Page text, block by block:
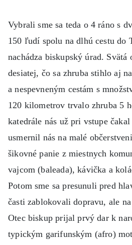
Vybrali sme sa teda o 4 ráno s
150 ľudí spolu na dlhú cestu do
nachádza biskupský úrad. Svätá
desiatej, čo sa zhruba stihlo aj
a nespevneným cestám s
120 kilometrov trvalo zhruba 5
katedrále nás už pri vstupe
usmernil nás na malé
šikovné panie z miestnych
vajcom (baleada), kávička a
Potom sme sa presunuli pred
časti zablokovali dopravu, ale
Otec biskup prijal prvý dar k
typickým garifunským (afro)